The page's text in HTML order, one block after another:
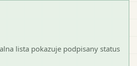
lista pokazuje podpisany status